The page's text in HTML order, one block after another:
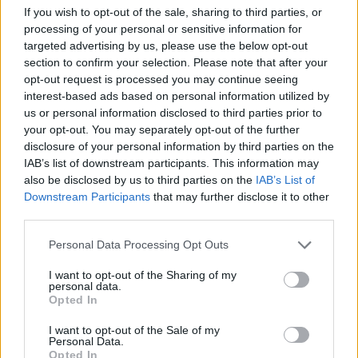
If you wish to opt-out of the sale, sharing to third parties, or
processing of your personal or sensitive information for
targeted advertising by us, please use the below opt-out
section to confirm your selection. Please note that after your
opt-out request is processed you may continue seeing
interest-based ads based on personal information utilized by
us or personal information disclosed to third parties prior to
your opt-out. You may separately opt-out of the further
disclosure of your personal information by third parties on the
IAB’s list of downstream participants. This information may
also be disclosed by us to third parties on the IAB’s List of
Downstream Participants that may further disclose it to other
Personal Data Processing Opt Outs
I want to opt-out of the Sharing of my
personal data.
Opted In
I want to opt-out of the Sale of my
Personal Data.
Opted In
riducendo i tempi e i costi, e garantendone la conformità.
Gli errori che infatti maggiormente incidono sui costi della logistica
si riscontrano nella compilazione delle fatture, che si stimano
intorno al 20% del totale dei documenti amministrativi emessi
Quelli più comuni sono generalmente gli scostamenti di prezzo tra la
riga della fattura e la spedizione di trasporto, il numero cliente
errato, dimensioni errate, può capitare anche, per esempio, che una
spedizione sia già stata fatturata o che la stessa non sia stata ritirata
o consegnata.L’implementazione di questa fase può portare a un ROI
precisa, si stima un ROI del 1-5% sull’investimento fatto negli
strumenti di gestione digitali. Grazie all’audit automatizzata delle
fatture è inoltre possibile efficientare il costo del personale del 30-